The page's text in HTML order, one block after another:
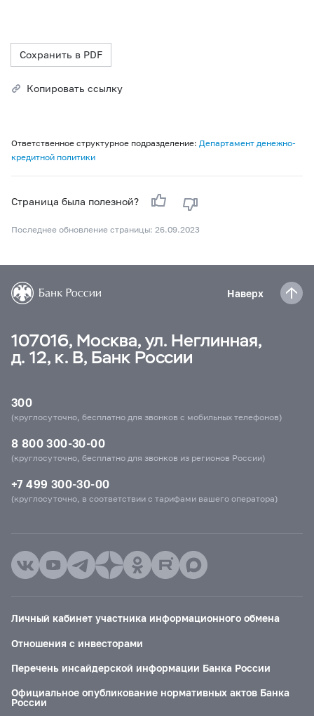
Сохранить в PDF
Копировать ссылку
Ответственное структурное подразделение: Департамент денежно-
кредитной политики
Страница была полезной?
Последнее обновление страницы: 26.09.2023
Наверх
107016, Москва, ул. Неглинная,
д. 12, к. В, Банк России
300
(круглосуточно, бесплатно для звонков с мобильных телефонов)
8 800 300-30-00
(круглосуточно, бесплатно для звонков из регионов России)
+7 499 300-30-00
(круглосуточно, в соответствии с тарифами вашего оператора)
Личный кабинет участника информационного обмена
Отношения с инвесторами
Перечень инсайдерской информации Банка России
Официальное опубликование нормативных актов Банка
России